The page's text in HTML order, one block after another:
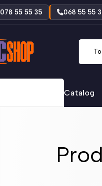
078 55 55 35 068 55 55
Catalog